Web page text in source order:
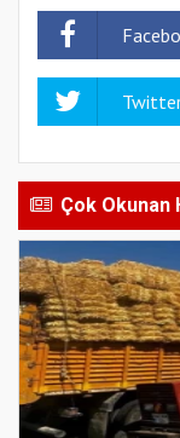
Çok Okunan